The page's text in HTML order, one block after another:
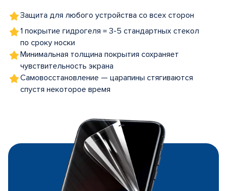
Защита для любого устройства со всех сторон
1 покрытие гидрогеля = 3-5 стандартных стекол
по сроку носки
Минимальная толщина покрытия сохраняет
чувствительность экрана
Самовосстановление — царапины стягиваются
спустя некоторое время